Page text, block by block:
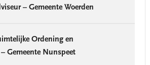
– Gemeente Woerden
Ordening en
Gemeente Nunspeet